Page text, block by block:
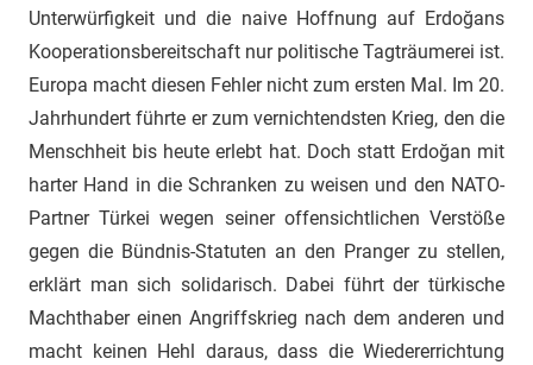
Unterwürfigkeit und die naive Hoffnung auf Erdoğans
Kooperationsbereitschaft nur politische Tagträumerei ist.
Europa macht diesen Fehler nicht zum ersten Mal. Im 20.
Jahrhundert führte er zum vernichtendsten Krieg, den die
Menschheit bis heute erlebt hat. Doch statt Erdoğan mit
harter Hand in die Schranken zu weisen und den NATO-
Partner Türkei wegen seiner offensichtlichen Verstöße
gegen die Bündnis-Statuten an den Pranger zu stellen,
erklärt man sich solidarisch. Dabei führt der türkische
Machthaber einen Angriffskrieg nach dem anderen und
macht keinen Hehl daraus, dass die Wiedererrichtung